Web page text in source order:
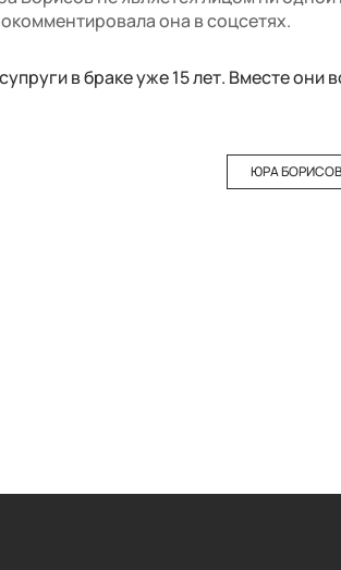
она в соцсетях.
в браке уже 15 лет. Вместе они
ЮРА БОРИСОВ